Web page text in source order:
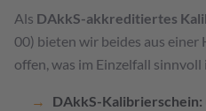
Als DAkkS-akkreditiertes
00) bieten wir beides aus einer
offen, was im Einzelfall sinnvoll
DAkkS-Kalibrierschein: